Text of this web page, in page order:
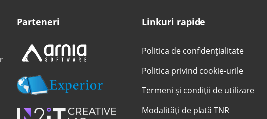
Parteneri Linkuri rapide
Politica de confidențialitate
Politica privind cookie-urile
Termeni și condiții de utilizare
Modalități de plată TNR